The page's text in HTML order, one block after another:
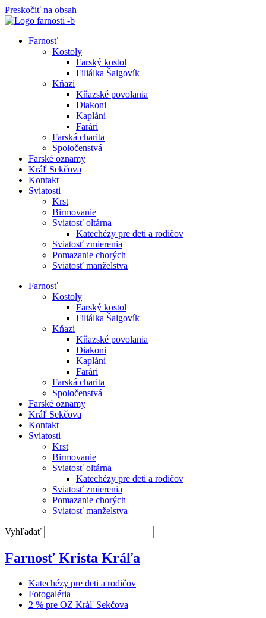
Preskočiť na obsah
Farnosť
Kostoly
Farský kostol
Filiálka Šalgovík
Kňazi
Kňazské povolania
Diakoni
Kapláni
Farári
Farská charita
Spoločenstvá
Farské oznamy
Kráľ Sekčova
Kontakt
Sviatosti
Krst
Birmovanie
Sviatosť oltárna
Katechézy pre deti a rodičov
Sviatosť zmierenia
Pomazanie chorých
Sviatosť manželstva
Farnosť
Kostoly
Farský kostol
Filiálka Šalgovík
Kňazi
Kňazské povolania
Diakoni
Kapláni
Farári
Farská charita
Spoločenstvá
Farské oznamy
Kráľ Sekčova
Kontakt
Sviatosti
Krst
Birmovanie
Sviatosť oltárna
Katechézy pre deti a rodičov
Sviatosť zmierenia
Pomazanie chorých
Sviatosť manželstva
Vyhľadať
Farnosť Krista Kráľa
Katechézy pre deti a rodičov
Fotogaléria
2 % pre OZ Kráľ Sekčova